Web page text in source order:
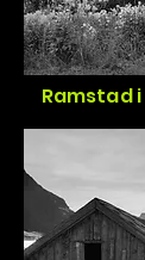
Ramstad i